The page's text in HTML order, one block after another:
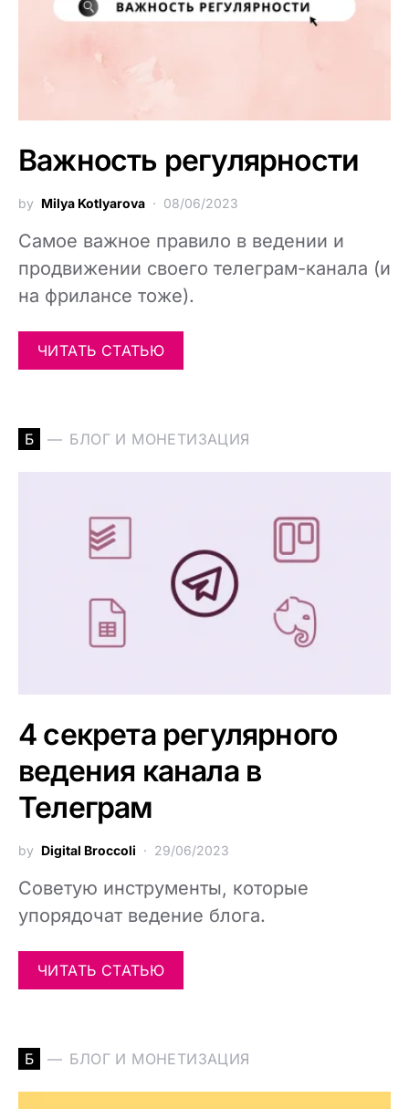
Важность регулярности
by Milya Kotlyarova 08/06/2023
Самое важное правило в ведении и
продвижении своего телеграм-канала (и
на фрилансе тоже).
ЧИТАТЬ СТАТЬЮ
Б БЛОГ И МОНЕТИЗАЦИЯ
4 секрета регулярного
ведения канала в
Телеграм
by Digital Broccoli 29/06/2023
Советую инструменты, которые
упорядочат ведение блога.
ЧИТАТЬ СТАТЬЮ
Б БЛОГ И МОНЕТИЗАЦИЯ